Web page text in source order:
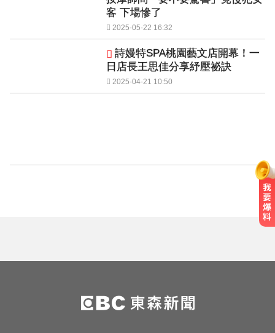
客 下場慘了
2025-05-22 16:32
詩嫚特SPA桃園藝文店開幕！一
日店長王思佳分享紓壓祕訣
2025-04-21 10:50